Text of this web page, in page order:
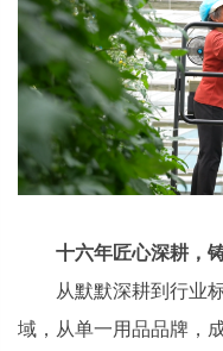
十六年匠心深耕，
从默默深耕到行业
域，从单一用品品牌，